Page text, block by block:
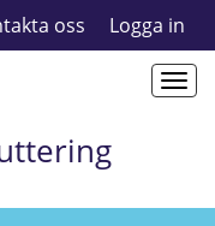
oss Logga in